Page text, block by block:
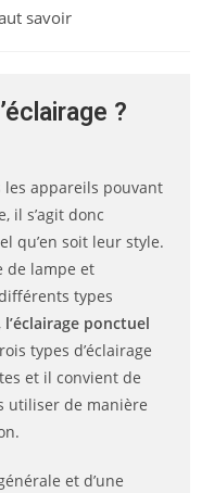
savoir
?
les appareils pouvant
il s’agit donc
qu’en soit leur style.
de lampe et
types
l’éclairage ponctuel
types d’éclairage
et il convient de
utiliser de manière
et d’une